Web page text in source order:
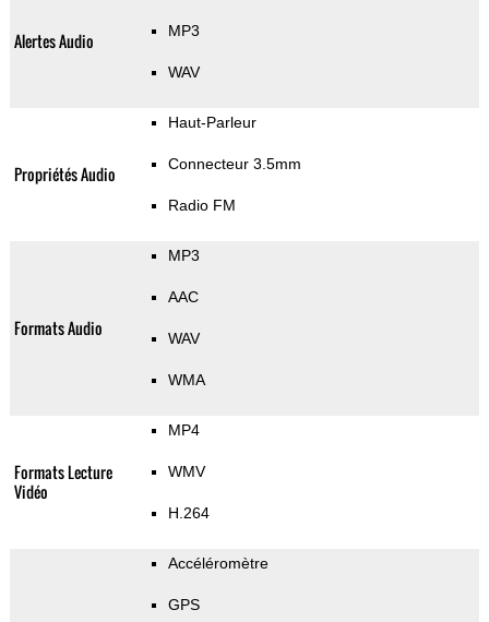
Alertes Audio MP3
WAV
Propriétés Audio
Haut-Parleur
Connecteur 3.5mm
Radio FM
Formats Audio
MP3
AAC
WAV
WMA
Formats Lecture
Vidéo
MP4
WMV
H.264
Accéléromètre
GPS